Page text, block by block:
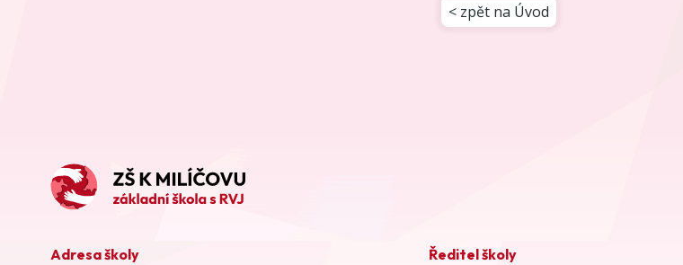
< zpět na Úvod
Adresa školy Ředitel školy